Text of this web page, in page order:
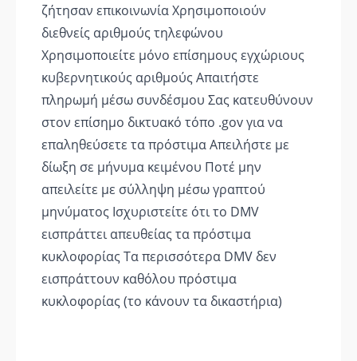
ζήτησαν επικοινωνία Χρησιμοποιούν
διεθνείς αριθμούς τηλεφώνου
Χρησιμοποιείτε μόνο επίσημους εγχώριους
κυβερνητικούς αριθμούς Απαιτήστε
πληρωμή μέσω συνδέσμου Σας κατευθύνουν
στον επίσημο δικτυακό τόπο .gov για να
επαληθεύσετε τα πρόστιμα Απειλήστε με
δίωξη σε μήνυμα κειμένου Ποτέ μην
απειλείτε με σύλληψη μέσω γραπτού
μηνύματος Ισχυριστείτε ότι το DMV
εισπράττει απευθείας τα πρόστιμα
κυκλοφορίας Τα περισσότερα DMV δεν
εισπράττουν καθόλου πρόστιμα
κυκλοφορίας (το κάνουν τα δικαστήρια)